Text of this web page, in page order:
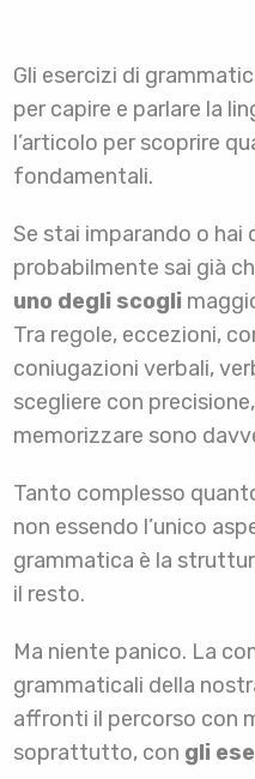
Gli esercizi di
per capire e parlare la
l’articolo per scoprire
fondamentali.
Se stai imparando o hai
probabilmente sai già
uno degli scogli
Tra regole, eccezioni,
coniugazioni verbali,
scegliere con
memorizzare sono
Tanto complesso
non essendo l’unico
grammatica è la
il resto.
Ma niente panico. La
grammaticali della
affronti il percorso con
soprattutto, con gli